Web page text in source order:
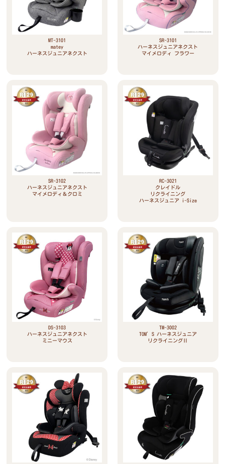
MT-3101
matey
ハーネスジュニアネクスト
SR-3101
ハーネスジュニアネクスト
マイメロディ フラワー
SR-3102
ハーネスジュニアネクスト
マイメロディ＆クロミ
RC-3021
クレイドル
リクライニング
ハーネスジュニア i-Size
DS-3103
ハーネスジュニアネクスト
ミニーマウス
TM-3002
TOM’S ハーネスジュニア
リクライニングⅡ